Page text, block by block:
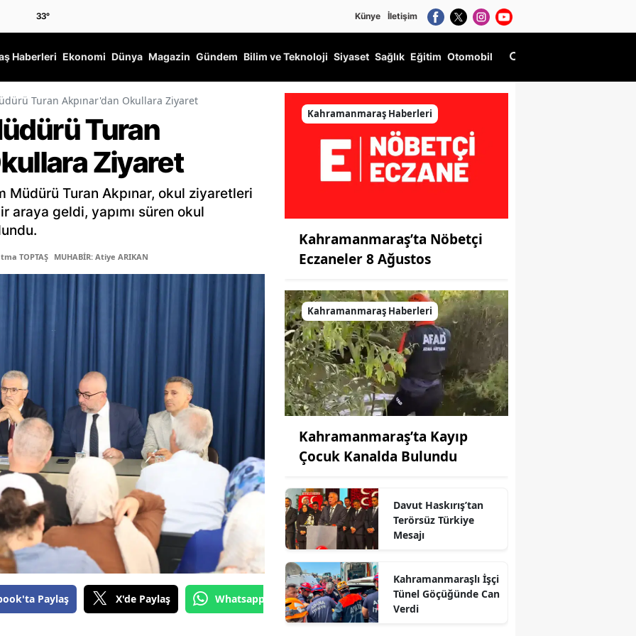
33° Künye İletişim
Haberleri Ekonomi Dünya Magazin Gündem Bilim ve Teknoloji Siyaset Sağlık Eğitim Otomobil
Turan Akpınar'dan Okullara Ziyaret
Turan
Ziyaret
Müdürü Turan Akpınar, okul ziyaretleri
araya geldi, yapımı süren okul
TOPTAŞ MUHABİR: Atiye ARIKAN
Paylaş X'de Paylaş Whatsapp'tan Gönder
Kahramanmaraş Haberleri
Kahramanmaraş’ta Nöbetçi
Eczaneler 8 Ağustos
Kahramanmaraş Haberleri
Kahramanmaraş’ta Kayıp
Çocuk Kanalda Bulundu
Davut Haskırış’tan
Terörsüz Türkiye
Mesajı
Kahramanmaraşlı İşçi
Tünel Göçüğünde Can
Verdi